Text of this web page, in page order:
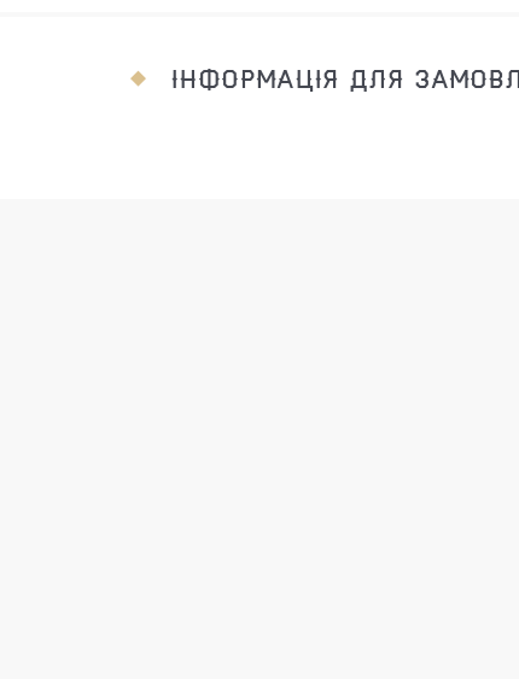
ІНФОРМАЦІЯ ДЛЯ